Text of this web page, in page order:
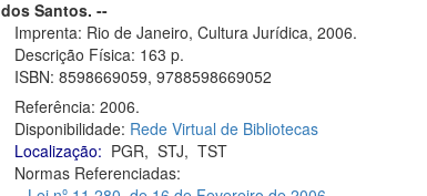
dos Santos. --
Imprenta: Rio de Janeiro, Cultura Jurídica, 2006.
Descrição Física: 163 p.
ISBN: 8598669059, 9788598669052
Referência: 2006.
Disponibilidade: Rede Virtual de Bibliotecas
Localização: PGR, STJ, TST
Normas Referenciadas: